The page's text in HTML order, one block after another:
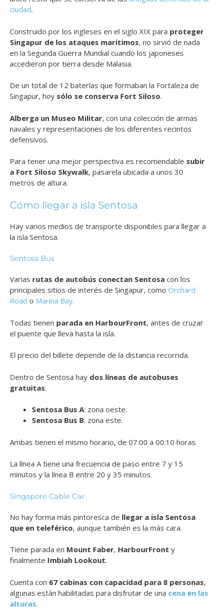
ciudad.
Construido por los ingleses en el siglo XIX para proteger
Singapur de los ataques marítimos, no sirvió de nada
en la Segunda Guerra Mundial cuando los japoneses
accedieron por tierra desde Malasia.
De un total de 12 baterías que formaban la Fortaleza de
Singapur, hoy sólo se conserva Fort Siloso.
Alberga un Museo Militar, con una colección de armas
navales y representaciones de los diferentes recintos
defensivos.
Para tener una mejor perspectiva es recomendable subir
a Fort Siloso Skywalk, pasarela ubicada a unos 30
metros de altura.
Cómo llegar a isla Sentosa
Hay varios medios de transporte disponibles para llegar a
la isla Sentosa.
Sentosa Bus
Varias rutas de autobús conectan Sentosa con los
principales sitios de interés de Singapur, como Orchard
Road o Marina Bay.
Todas tienen parada en HarbourFront, antes de cruzar
el puente que lleva hasta la isla.
El precio del billete depende de la distancia recorrida.
Dentro de Sentosa hay dos líneas de autobuses
gratuitas:
Sentosa Bus A: zona oeste.
Sentosa Bus B: zona este.
Ambas tienen el mismo horario, de 07:00 a 00:10 horas.
La línea A tiene una frecuencia de paso entre 7 y 15
minutos y la línea B entre 20 y 35 minutos.
Singapore Cable Car
No hay forma más pintoresca de llegar a isla Sentosa
que en teleférico, aunque también es la más cara.
Tiene parada en Mount Faber, HarbourFront y
finalmente Imbiah Lookout.
Cuenta con 67 cabinas con capacidad para 8 personas,
algunas están habilitadas para disfrutar de una cena en las
alturas.